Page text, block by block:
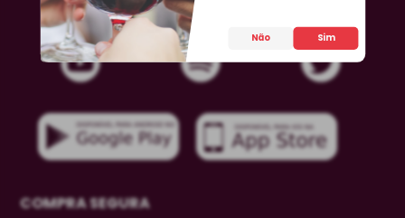
COMPRA SEGURA
Não Sim